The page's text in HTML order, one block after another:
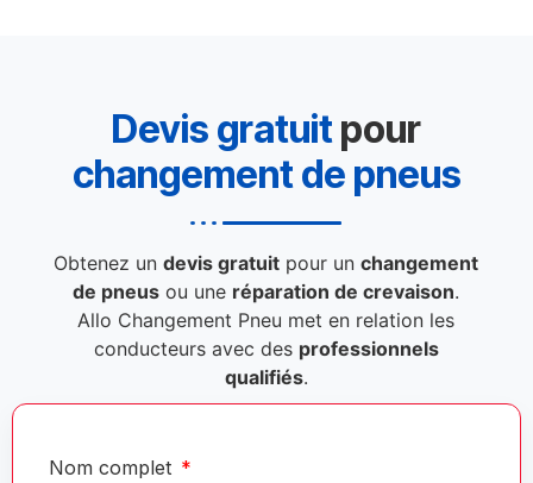
Devis gratuitpour
changement de pneus
Obtenez undevis gratuit pour unchangement
de pneus ou une réparation de crevaison.
Allo Changement Pneu met en relation les
conducteurs avec des professionnels
qualifiés.
Nom complet